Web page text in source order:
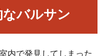
も交渉可能？
な割合を占めるのが「敷金・礼
バルサン
内で発見してしまった